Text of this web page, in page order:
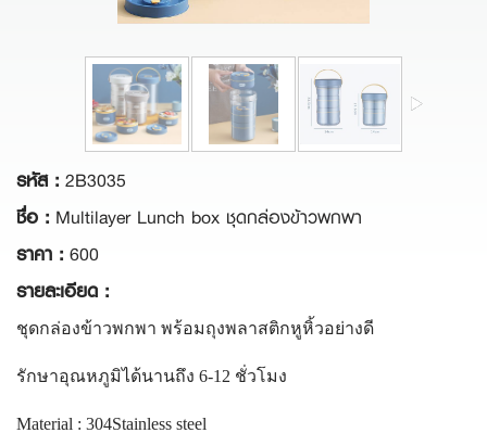
รหัส : 2B3035
ชื่อ : Multilayer Lunch box ชุดกล่องข้าวพกพา
ราคา : 600
รายละเอียด :
ชุดกล่องข้าวพกพา พร้อมถุงพลาสติกหูหิ้วอย่างดี
รักษาอุณหภูมิได้นานถึง 6-12 ชั่วโมง
Material : 304Stainless steel